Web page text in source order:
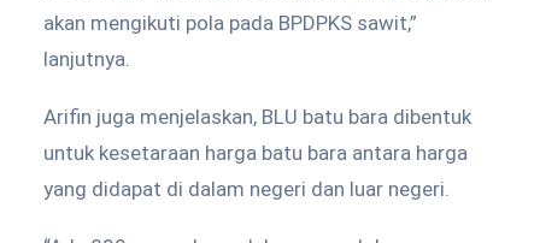
akan mengikuti pola pada BPDPKS sawit,”
lanjutnya.
Arifin juga menjelaskan, BLU batu bara dibentuk
untuk kesetaraan harga batu bara antara harga
yang didapat di dalam negeri dan luar negeri.